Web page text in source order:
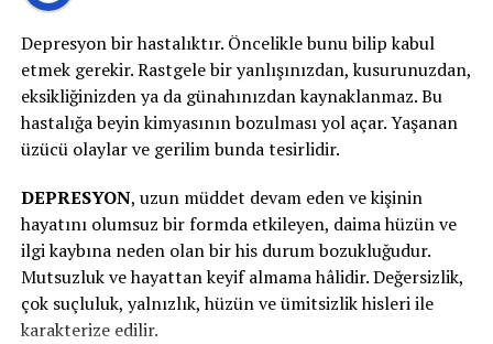
bilhassa de 0-3 yaştan bahsediyorsak şayet orada
bedensel temas kurarak, sakin bir ses tonuyla, yavaş
yavaş konuşarak, biz sakin davranıp onun da böylelikle
modunu aşağı çekmeye çalışarak, o dakikada itimat
veriyor olmamız ve hissini anladığımızı ona
hissettirmemiz kıymetli.
Unutulmaması gereken şey kriz anında yapılacak,
söylenecek hiçbir şeyin tesirli olamayacağıdır. Bu
kaçınılamayacak bir dalga üzere nitelendirilebilir. Dalga
geçtikten ve sular biraz durulduktan sonra çocuğun
yaşına ve duygusal olgunluğuna nazaran bahis hakkında
konuşulabilir. Çocuğun o anda yaşadığı hisler
Depresyon bir hastalıktır. Öncelikle bunu bilip kabul
etmek gerekir. Rastgele bir yanlışınızdan, kusurunuzdan,
eksikliğinizden ya da günahınızdan kaynaklanmaz. Bu
hastalığa beyin kimyasının bozulması yol açar. Yaşanan
üzücü olaylar ve gerilim bunda tesirlidir.
DEPRESYON, uzun müddet devam eden ve kişinin
hayatını olumsuz bir formda etkileyen, daima hüzün ve
ilgi kaybına neden olan bir his durum bozukluğudur.
Mutsuzluk ve hayattan keyif almama hâlidir. Değersizlik,
çok suçluluk, yalnızlık, hüzün ve ümitsizlik hisleri ile
karakterize edilir.